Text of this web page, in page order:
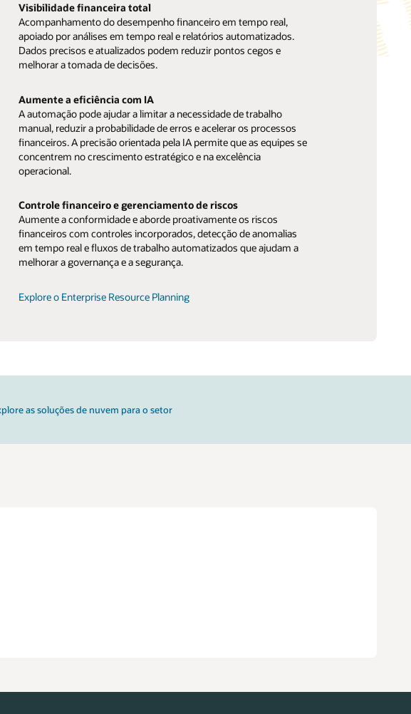
Visibilidade financeira total
Acompanhamento do desempenho financeiro em tempo real,
apoiado por análises em tempo real e relatórios automatizados.
Dados precisos e atualizados podem reduzir pontos cegos e
melhorar a tomada de decisões.
Aumente a eficiência com IA
A automação pode ajudar a limitar a necessidade de trabalho
manual, reduzir a probabilidade de erros e acelerar os processos
financeiros. A precisão orientada pela IA permite que as equipes se
concentrem no crescimento estratégico e na excelência
operacional.
Controle financeiro e gerenciamento de riscos
Aumente a conformidade e aborde proativamente os riscos
financeiros com controles incorporados, detecção de anomalias
em tempo real e fluxos de trabalho automatizados que ajudam a
melhorar a governança e a segurança.
Explore o Enterprise Resource Planning
as soluções de nuvem para o setor